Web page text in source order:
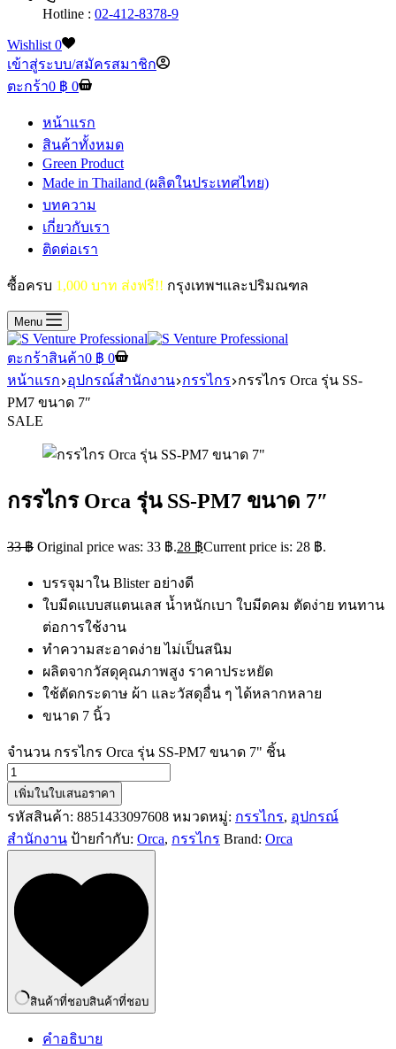
Hotline : 02-412-8378-9
Wishlist 0
เข้าสู่ระบบ/สมัครสมาชิก
ตะกร้า0 ฿ 0
หน้าแรก
สินค้าทั้งหมด
Green Product
Made in Thailand (ผลิตในประเทศไทย)
บทความ
เกี่ยวกับเรา
ติดต่อเรา
ซื้อครบ 1,000 บาท ส่งฟรี!! กรุงเทพฯและปริมณฑล
Menu
ตะกร้าสินค้า0 ฿ 0
หน้าแรก อุปกรณ์สำนักงาน กรรไกร กรรไกร Orca รุ่น SS-
PM7 ขนาด 7″
SALE
กรรไกร Orca รุ่น SS-PM7 ขนาด 7″
33฿ Original price was: 33 ฿.28 ฿Current price is: 28 ฿.
บรรจุมาใน Blister อย่างดี
ใบมีดแบบสแตนเลส น้ำหนักเบา ใบมีดคม ตัดง่าย ทนทาน
ต่อการใช้งาน
ทำความสะอาดง่าย ไม่เป็นสนิม
ผลิตจากวัสดุคุณภาพสูง ราคาประหยัด
ใช้ตัดกระดาษ ผ้า และวัสดุอื่น ๆ ได้หลากหลาย
ขนาด 7 นิ้ว
จำนวน กรรไกร Orca รุ่น SS-PM7 ขนาด 7" ชิ้น
เพิ่มในใบเสนอราคา
รหัสสินค้า: 8851433097608 หมวดหมู่: กรรไกร, อุปกรณ์
สำนักงาน ป้ายกำกับ: Orca, กรรไกร Brand: Orca
สินค้าที่ชอบสินค้าที่ชอบ
คำอธิบาย